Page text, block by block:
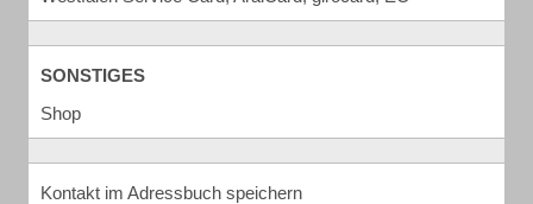
SONSTIGES
Shop
Kontakt im Adressbuch speichern